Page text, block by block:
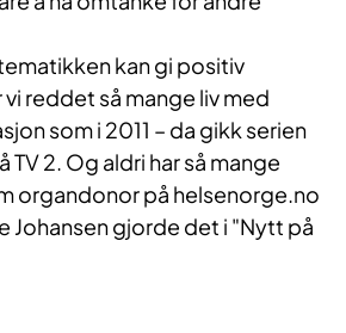
kan gi positiv
reddet så mange liv med
som i 2011 – da gikk serien
TV 2. Og aldri har så mange
organdonor på helsenorge.no
Johansen gjorde det i "Nytt på